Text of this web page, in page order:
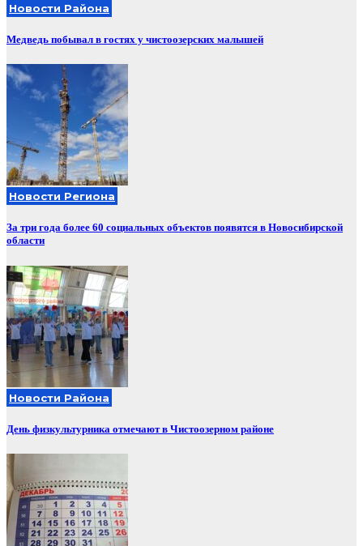
Новости Района
Медведь побывал в гостях у чистоозерских малышей
Новости Региона
За три года более 60 социальных объектов появятся в Новосибирской
области
Новости Района
День физкультурника отмечают в Чистоозерном районе